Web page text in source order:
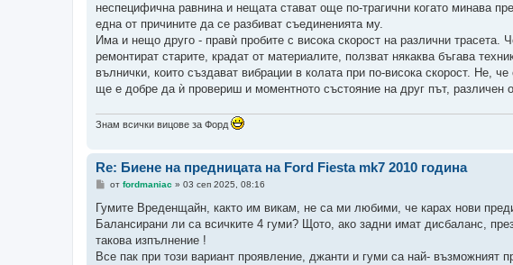
неспецифична равнина и нещата стават още по-трагични когато минава
една от причините да се разбиват съединенията му.
Има и нещо друго - правѝ пробите с висока скорост на различни
ремонтират старите, крадат от материалите, ползват някаква бъгава
вълнички, които създават вибрации в колата при по-висока скорост. Не,
ще е добре да ѝ провериш и моментното състояние на друг път, различен
Знам всички вицове за Форд
Re: Биене на предницата на Ford Fiesta mk7 2010 година
М
е
и
е
от fordmaniac » 03 сеп 2025, 08:16
Гумите Вреденщайн, както им викам, не са ми любими, че карах нови
Балансирани ли са всичките 4 гуми? Щото, ако задни имат дисбаланс,
такова изпълнение !
Все пак при този вариант проявление, джанти и гуми са най- възможният